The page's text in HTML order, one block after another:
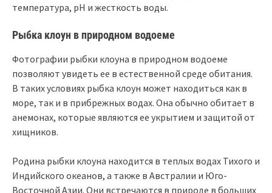
температура, pH и жесткость воды.
Рыбка клоун в природном водоеме
Фотографии рыбки клоуна в природном водоеме
позволяют увидеть ее в естественной среде обитания.
В таких условиях рыбка клоун может находиться как в
море, так и в прибрежных водах. Она обычно обитает в
анемонах, которые являются ее укрытием и защитой от
хищников.
Родина рыбки клоуна находится в теплых водах Тихого и
Индийского океанов, а также в Австралии и Юго-
Восточной Азии. Они встречаются в природе в больших